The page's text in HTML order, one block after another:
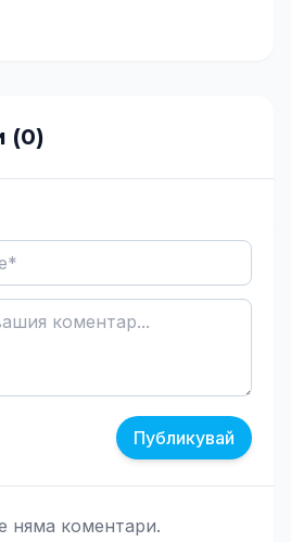
(0)
Публикувай
няма коментари.